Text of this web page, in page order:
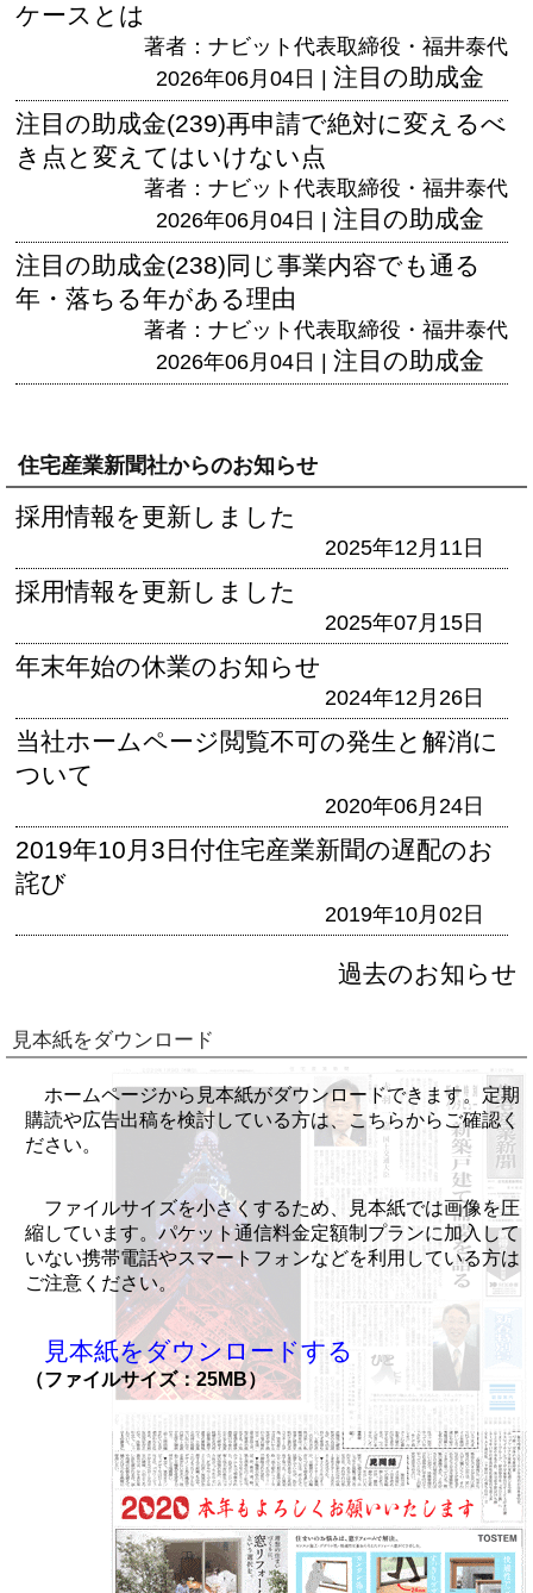
ケースとは
著者：ナビット代表取締役・福井泰代
2026年06月04日 | 注目の助成金
注目の助成金(239)再申請で絶対に変えるべ
き点と変えてはいけない点
著者：ナビット代表取締役・福井泰代
2026年06月04日 | 注目の助成金
注目の助成金(238)同じ事業内容でも通る
年・落ちる年がある理由
著者：ナビット代表取締役・福井泰代
2026年06月04日 | 注目の助成金
住宅産業新聞社からのお知らせ
採用情報を更新しました
2025年12月11日
採用情報を更新しました
2025年07月15日
年末年始の休業のお知らせ
2024年12月26日
当社ホームページ閲覧不可の発生と解消に
ついて
2020年06月24日
2019年10月3日付住宅産業新聞の遅配のお
詫び
2019年10月02日
過去のお知らせ
見本紙をダウンロード
ホームページから見本紙がダウンロードできます。定期
購読や広告出稿を検討している方は、こちらからご確認く
ださい。
ファイルサイズを小さくするため、見本紙では画像を圧
縮しています。パケット通信料金定額制プランに加入して
いない携帯電話やスマートフォンなどを利用している方は
ご注意ください。
見本紙をダウンロードする
（ファイルサイズ：25MB）